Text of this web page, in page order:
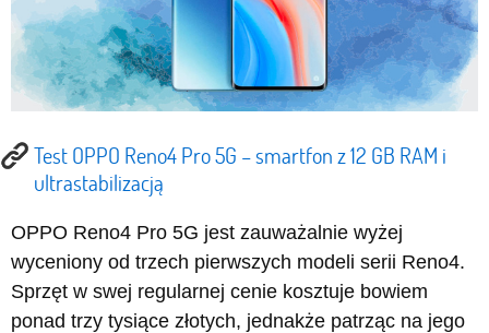
Test OPPO Reno4 Pro 5G – smartfon z 12 GB RAM i
ultrastabilizacją
OPPO Reno4 Pro 5G jest zauważalnie wyżej
wyceniony od trzech pierwszych modeli serii Reno4.
Sprzęt w swej regularnej cenie kosztuje bowiem
ponad trzy tysiące złotych, jednakże patrząc na jego